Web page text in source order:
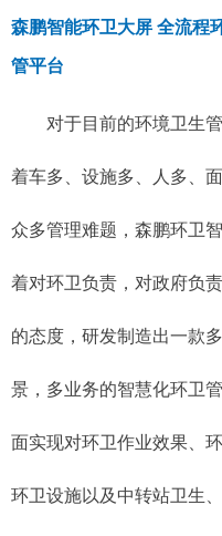
森鹏智能环卫大屏 全流程
管平台
对于目前的环境卫生管
着车多、设施多、人多、
众多管理难题，森鹏环卫
着对环卫负责，对政府负
的态度，研发制造出一款
景，多业务的智慧化环卫
面实现对环卫作业效果、环
环卫设施以及中转站卫生